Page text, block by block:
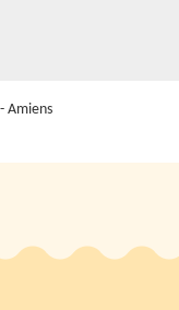
Amiens